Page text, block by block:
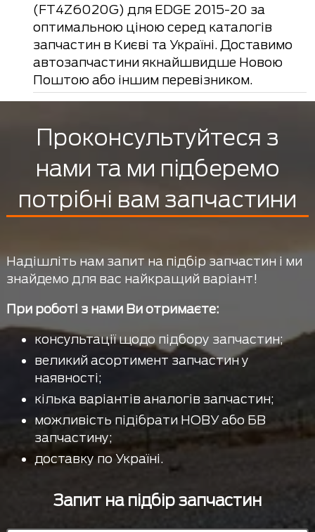
(FT4Z6020G) для EDGE 2015-20 за
оптимальною ціною серед каталогів
запчастин в Києві та Україні. Доставимо
автозапчастини якнайшвидше Новою
Поштою або іншим перевізником.
Проконсультуйтеся з
нами та ми підберемо
потрібні вам запчастини
Надішліть нам запит на підбір запчастин і ми
знайдемо для вас найкращий варіант!
При роботі з нами Ви отримаєте:
консультації щодо підбору запчастин;
великий асортимент запчастин у
наявності;
кілька варіантів аналогів запчастин;
можливість підібрати НОВУ або БВ
запчастину;
доставку по Україні.
Запит на підбір запчастин